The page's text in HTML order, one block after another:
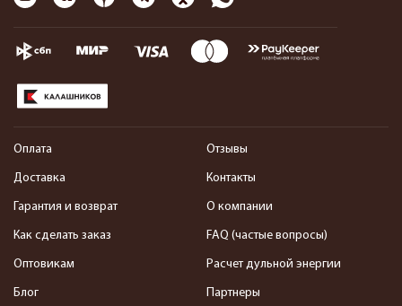
Оплата
Доставка
Гарантия и возврат
Как сделать заказ
Оптовикам
Блог
Отзывы
Контакты
О компании
FAQ (частые вопросы)
Расчет дульной энергии
Партнеры